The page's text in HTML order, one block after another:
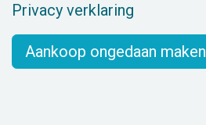
Privacy verklaring
Aankoop ongedaan maken